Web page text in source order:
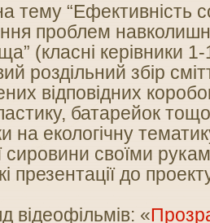
тему “Ефективність
проблем
(класні керівники
роздільний збір
відповідних
батарейок
на екологічну
сировини своїми
презентації до
відеофільмів: «